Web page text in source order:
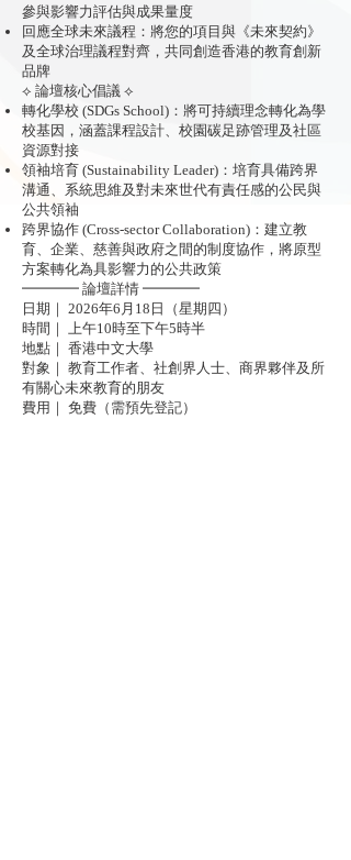
參與影響力評估與成果量度
⁠⁠回應全球未來議程：將您的項目與《未來契約》
及全球治理議程對齊，共同創造香港的教育創新
品牌
⟡ 論壇核心倡議 ⟡
轉化學校 (SDGs School)：將可持續理念轉化為學
校基因，涵蓋課程設計、校園碳足跡管理及社區
資源對接
領袖培育 (Sustainability Leader)：培育具備跨界
溝通、系統思維及對未來世代有責任感的公民與
公共領袖
跨界協作 (Cross-sector Collaboration)：建立教
育、企業、慈善與政府之間的制度協作，將原型
方案轉化為具影響力的公共政策
━━━━ 論壇詳情 ━━━━
日期｜ 2026年6月18日（星期四）
時間｜ 上午10時至下午5時半
地點｜ 香港中文大學
對象｜ 教育工作者、社創界人士、商界夥伴及所
有關心未來教育的朋友
費用｜ 免費（需預先登記）